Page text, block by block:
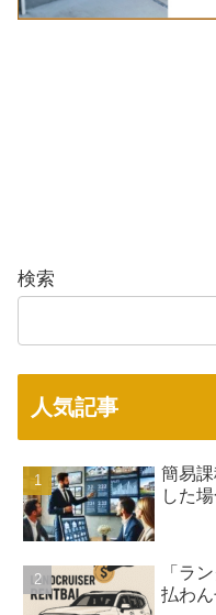
検索
人気記事
簡易
した
「ラ
払わ